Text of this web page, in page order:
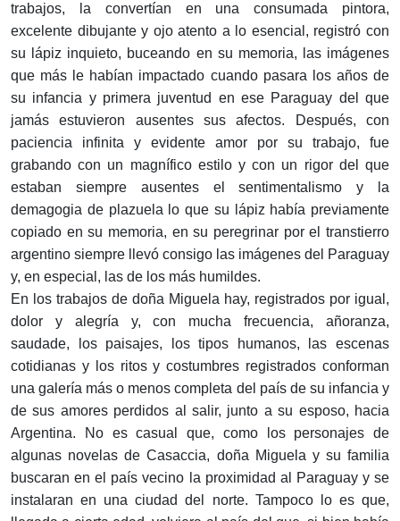
trabajos, la convertían en una consumada pintora,
excelente dibujante y ojo atento a lo esencial, registró con
su lápiz inquieto, buceando en su memoria, las imágenes
que más le habían impactado cuando pasara los años de
su infancia y primera juventud en ese Paraguay del que
jamás estuvieron ausentes sus afectos. Después, con
paciencia infinita y evidente amor por su trabajo, fue
grabando con un magnífico estilo y con un rigor del que
estaban siempre ausentes el sentimentalismo y la
demagogia de plazuela lo que su lápiz había previamente
copiado en su memoria, en su peregrinar por el transtierro
argentino siempre llevó consigo las imágenes del Paraguay
y, en especial, las de los más humildes.
En los trabajos de doña Miguela hay, registrados por igual,
dolor y alegría y, con mucha frecuencia, añoranza,
saudade, los paisajes, los tipos humanos, las escenas
cotidianas y los ritos y costumbres registrados conforman
una galería más o menos completa del país de su infancia y
de sus amores perdidos al salir, junto a su esposo, hacia
Argentina. No es casual que, como los personajes de
algunas novelas de Casaccia, doña Miguela y su familia
buscaran en el país vecino la proximidad al Paraguay y se
instalaran en una ciudad del norte. Tampoco lo es que,